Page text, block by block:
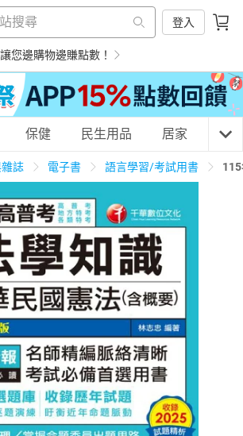
登入
您邊購物邊賺點數！
美食蛋糕 養生保健 民生用品
3C家電 運動休閒 親子玩具
男裝 化妝保養
子/紙本書
HOT
保健 民生用品 居家 3C
誌 電子書 語言學習/考試用書